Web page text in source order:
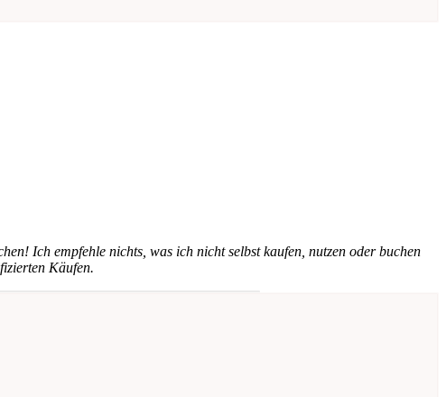
Ich empfehle nichts, was ich nicht selbst kaufen, nutzen oder buchen
Käufen.